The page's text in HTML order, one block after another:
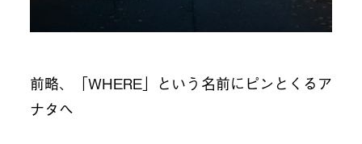
前略、「WHERE」という名前にピンとくるア
ナタへ